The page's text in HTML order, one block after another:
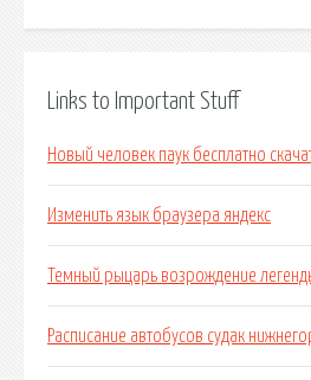
Links to Important Stuff
Новый человек паук бесплатно
Изменить язык браузера яндекс
Темный рыцарь возрождение
Расписание автобусов судак